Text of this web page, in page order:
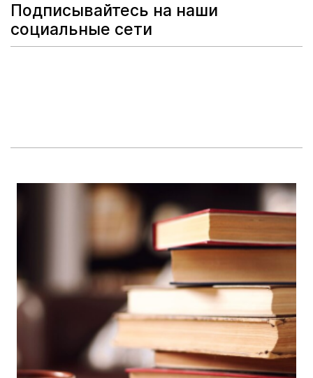
Подписывайтесь на наши
социальные сети